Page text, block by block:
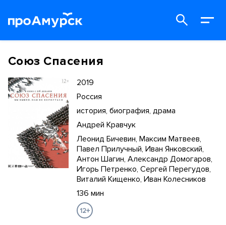
Союз Спасения
2019
Россия
история, биография, драма
Андрей Кравчук
Леонид Бичевин, Максим Матвеев,
Павел Прилучный, Иван Янковский,
Антон Шагин, Александр Домогаров,
Игорь Петренко, Сергей Перегудов,
Виталий Кищенко, Иван Колесников
136 мин
12+